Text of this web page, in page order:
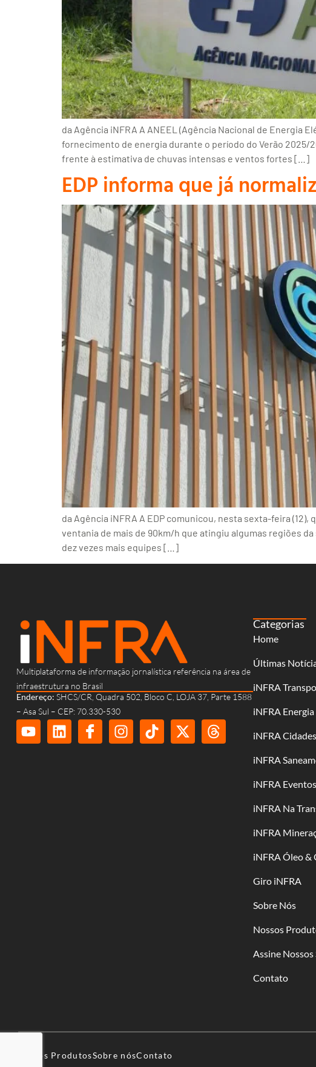
da Agência iNFRA A ANEEL (Agência Nacional de Energia
fornecimento de energia durante o período do Verão 2025/
frente à estimativa de chuvas intensas e ventos fortes […]
EDP informa que já
da Agência iNFRA A EDP comunicou, nesta sexta-feira
ventania de mais de 90km/h que atingiu algumas regiões
dez vezes mais equipes […]
Multiplataforma de informação jornalística referência na área de
infraestrutura no Brasil
Endereço: SHCS/CR, Quadra 502, Bloco C, LOJA 37, Parte 1588
– Asa Sul – CEP: 70.330-530
Categorias
Home
Últimas
iNFRA
iNFRA Energia
iNFRA Cidades
iNFRA
iNFRA Eventos
iNFRA Na
iNFRA
iNFRA Óleo &
Giro iNFRA
Sobre Nós
Nossos
Assine Nossos
Contato
Nossos ProdutosSobre nósContato